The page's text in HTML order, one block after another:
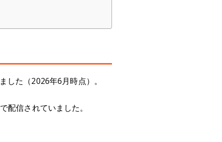
した（2026年6月時点）。
信されていました。